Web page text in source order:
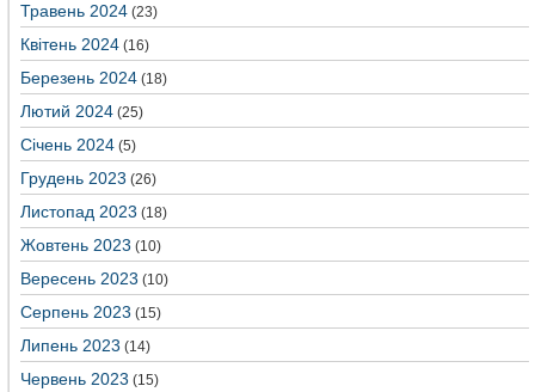
Травень 2024 (23)
Квітень 2024 (16)
Березень 2024 (18)
Лютий 2024 (25)
Січень 2024 (5)
Грудень 2023 (26)
Листопад 2023 (18)
Жовтень 2023 (10)
Вересень 2023 (10)
Серпень 2023 (15)
Липень 2023 (14)
Червень 2023 (15)